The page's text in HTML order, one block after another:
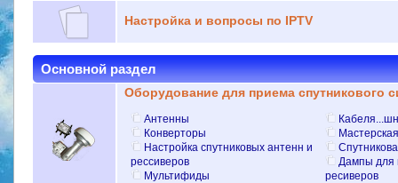
Настройка и вопросы по IPTV
Основной раздел
Оборудование для приема спутникового
Антенны
Конверторы
Настройка спутниковых антенн и
рессиверов
Мультифиды
Дампы для
ресиверов